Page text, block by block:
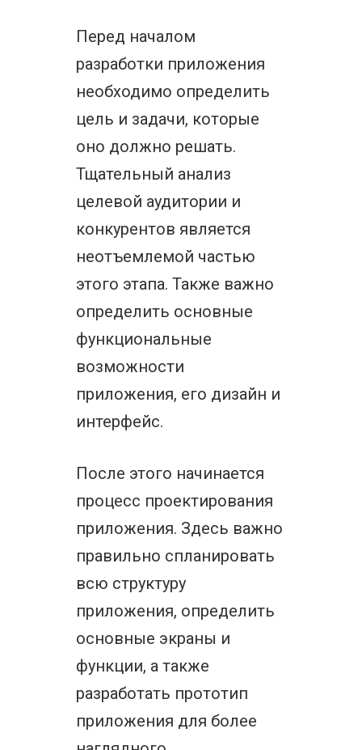
Перед началом
разработки приложения
необходимо определить
цель и задачи, которые
оно должно решать.
Тщательный анализ
целевой аудитории и
конкурентов является
неотъемлемой частью
этого этапа. Также важно
определить основные
функциональные
возможности
приложения, его дизайн и
интерфейс.
После этого начинается
процесс проектирования
приложения. Здесь важно
правильно спланировать
всю структуру
приложения, определить
основные экраны и
функции, а также
разработать прототип
приложения для более